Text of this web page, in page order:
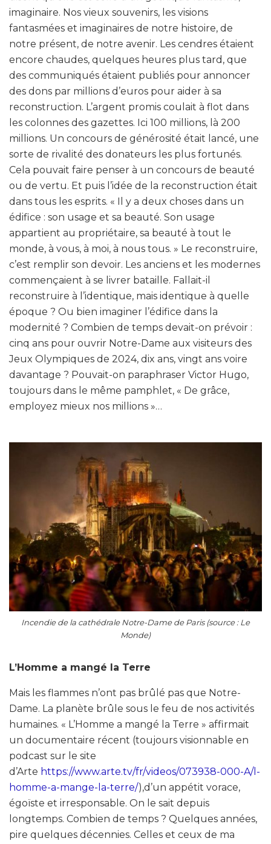
imaginaire. Nos vieux souvenirs, les visions
fantasmées et imaginaires de notre histoire, de
notre présent, de notre avenir. Les cendres étaient
encore chaudes, quelques heures plus tard, que
des communiqués étaient publiés pour annoncer
des dons par millions d’euros pour aider à sa
reconstruction. L’argent promis coulait à flot dans
les colonnes des gazettes. Ici 100 millions, là 200
millions. Un concours de générosité était lancé, une
sorte de rivalité des donateurs les plus fortunés.
Cela pouvait faire penser à un concours de beauté
ou de vertu. Et puis l’idée de la reconstruction était
dans tous les esprits. « Il y a deux choses dans un
édifice : son usage et sa beauté. Son usage
appartient au propriétaire, sa beauté à tout le
monde, à vous, à moi, à nous tous. » Le reconstruire,
c’est remplir son devoir. Les anciens et les modernes
commençaient à se livrer bataille. Fallait-il
reconstruire à l’identique, mais identique à quelle
époque ? Ou bien imaginer l’édifice dans la
modernité ? Combien de temps devait-on prévoir :
cinq ans pour ouvrir Notre-Dame aux visiteurs des
Jeux Olympiques de 2024, dix ans, vingt ans voire
davantage ? Pouvait-on paraphraser Victor Hugo,
toujours dans le même pamphlet, « De grâce,
employez mieux nos millions »…
Incendie de la cathédrale Notre-Dame de Paris (source : Le
Monde)
L’Homme a mangé la Terre
Mais les flammes n’ont pas brûlé pas que Notre-
Dame. La planète brûle sous le feu de nos activités
humaines. « L’Homme a mangé la Terre » affirmait
un documentaire récent (toujours visionnable en
podcast sur le site
d’Arte https://www.arte.tv/fr/videos/073938-000-A/l-
homme-a-mange-la-terre/),d’un appétit vorace,
égoïste et irresponsable. On le sait depuis
longtemps. Combien de temps ? Quelques années,
pire quelques décennies. Celles et ceux de ma